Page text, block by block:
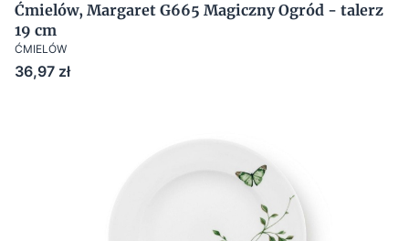
Ćmielów, Margaret G665 Magiczny Ogród - talerz
19 cm
ĆMIELÓW
Cena
36,97 zł